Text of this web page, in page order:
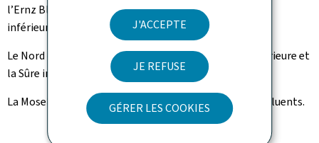
J'ACCEPTE
JE REFUSE
GÉRER LES COOKIES
l’Ernz Blanche et l’Ernz Noire, lea affluents de la Sûre
inférieure, la Syre et les affluents de la Moselle.
Le Nord comporte les bassins versants de la Sûre supérieure et
la Sûre inférieure.
La Moselle comporte uniquement la Moselle – sans affluents.